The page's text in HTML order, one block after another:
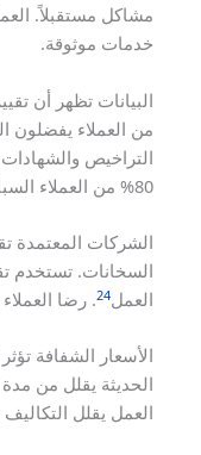
مشاكل مستقبلاً.
خدمات موثوقة.
من العملاء يفضلون
التراخيص
80% من العملاء السباكين المعتمدة
الشركات المعتمدة
السخانات. تستخدم
العمل24. رضا العملاء يصل إلى 90%
الأسعار الشفافة
الحديثة يقلل من
العمل يقلل